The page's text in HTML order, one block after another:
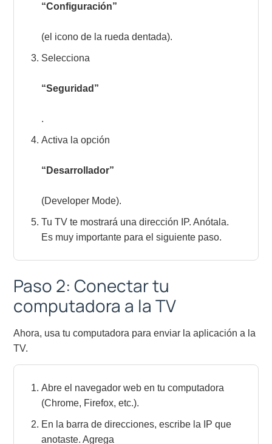
“Configuración”
(el icono de la rueda dentada).
Selecciona
“Seguridad”
.
Activa la opción
“Desarrollador”
(Developer Mode).
Tu TV te mostrará una dirección IP. Anótala.
Es muy importante para el siguiente paso.
Paso 2: Conectar tu
computadora a la TV
Ahora, usa tu computadora para enviar la aplicación a la
TV.
Abre el navegador web en tu computadora
(Chrome, Firefox, etc.).
En la barra de direcciones, escribe la IP que
anotaste. Agrega